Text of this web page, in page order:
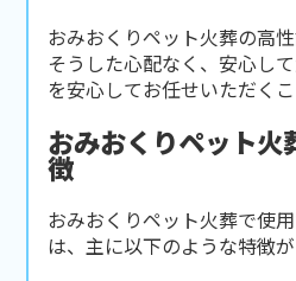
おみおくりペット火葬の高
そうした心配なく、安心し
を安心してお任せいただくこ
おみおくりペット火
徴
おみおくりペット火葬で使
は、主に以下のような特徴が